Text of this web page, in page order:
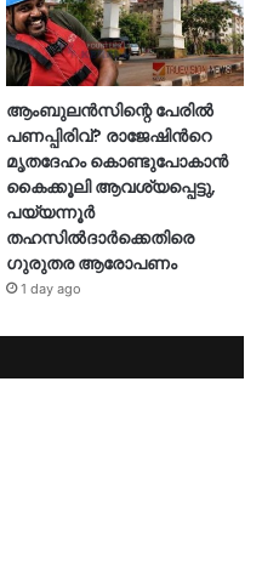
ആംബുലൻസിന്റെ പേരിൽ
പണപ്പിരിവ്? രാജേഷിന്‍റെ
മൃതദേഹം കൊണ്ടുപോകാൻ
കൈക്കൂലി ആവശ്യപ്പെട്ടു,
പയ്യന്നൂർ
തഹസിൽദാർക്കെതിരെ
ഗുരുതര ആരോപണം
1 day ago